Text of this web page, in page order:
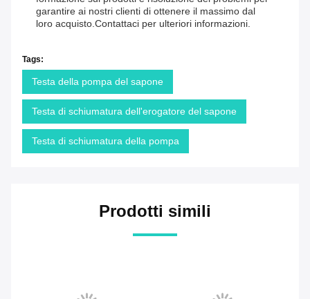
garantire ai nostri clienti di ottenere il massimo dal
loro acquisto.Contattaci per ulteriori informazioni.
Tags:
Testa della pompa del sapone
Testa di schiumatura dell'erogatore del sapone
Testa di schiumatura della pompa
Prodotti simili